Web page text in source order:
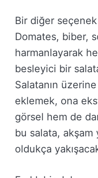
Bir diğer
Domates, biber,
harmanlayarak
besleyici bir
Salatanın
eklemek, ona
görsel hem de
bu salata, akşam
oldukça